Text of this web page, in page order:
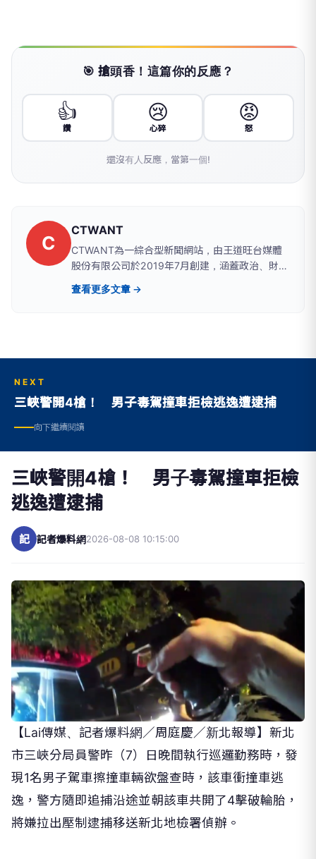
🎯 搶頭香！這篇你的反應？
👍
讚
😢
心碎
😡
怒
還沒有人反應，當第一個!
C
CTWANT
CTWANT為一綜合型新聞網站，由王道旺台媒體
股份有限公司於2019年7月創建，涵蓋政治、財
經、社會、娛樂、漂亮、生活、國際、影音等八大
類別，提供獨家新聞及豐富內容，未來將企劃更多
查看更多文章 →
NEXT
三峽警開4槍！ 男子毒駕撞車拒檢逃逸遭逮捕
向下繼續閱讀
三峽警開4槍！ 男子毒駕撞車拒檢
逃逸遭逮捕
記 記者爆料網2026-08-08 10:15:00
【Lai傳媒、記者爆料網／周庭慶／新北報導】新北
市三峽分局員警昨（7）日晚間執行巡邏勤務時，發
現1名男子駕車擦撞車輛欲盤查時，該車衝撞車逃
逸，警方隨即追捕沿途並朝該車共開了4擊破輪胎，
將嫌拉出壓制逮捕移送新北地檢署偵辦。